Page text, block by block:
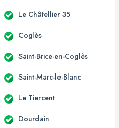
Le Châtellier 35
Coglès
Saint-Brice-en-Coglès
Saint-Marc-le-Blanc
Le Tiercent
Dourdain